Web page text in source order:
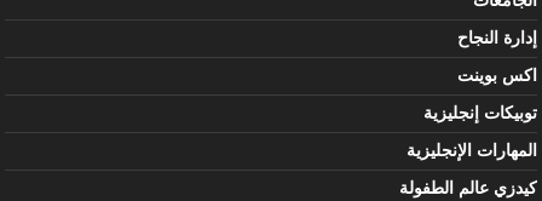
إدارة النجاح
اكس بوينت
توبيكات إنجليزية
المهارات الإنجليزية
كيدزي عالم الطفولة